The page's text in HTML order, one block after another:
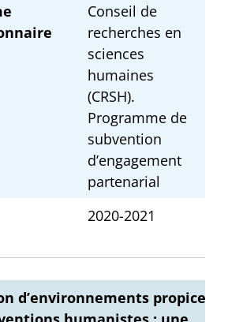
Conseil de
recherches en
sciences
humaines
(CRSH).
Programme de
subvention
d’engagement
partenarial
2020-2021
d’environnements propices à